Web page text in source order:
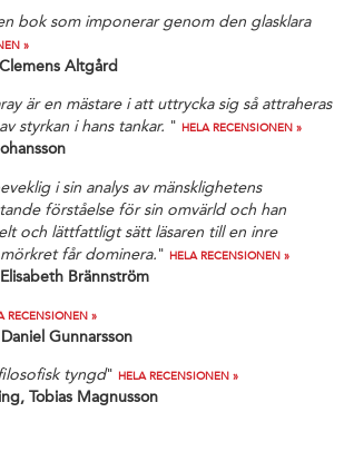
bok som imponerar genom den glasklara
»
Altgård
är en mästare i att uttrycka sig så attraheras
styrkan i hans tankar. " HELA RECENSIONEN »
i sin analys av mänsklighetens
förståelse för sin omvärld och han
och lättfattligt sätt läsaren till en inre
får dominera." HELA RECENSIONEN »
Brännström
RECENSIONEN »
Gunnarsson
tyngd" HELA RECENSIONEN »
Tobias Magnusson